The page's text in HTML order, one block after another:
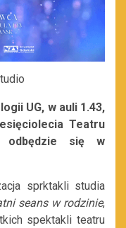
UG, w auli 1.43,
Teatru
odbędzie się w
sprktakli studia
seans w rodzinie,
spektakli teatru